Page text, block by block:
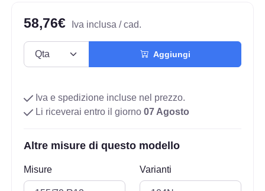
58,76€ Iva inclusa / cad.
Aggiungi
Iva e spedizione incluse nel prezzo.
Li riceverai entro il giorno07 Agosto
Altre misure di questo modello
Misure Varianti